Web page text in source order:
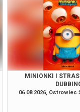
MINIONKI I
06.08.2026,